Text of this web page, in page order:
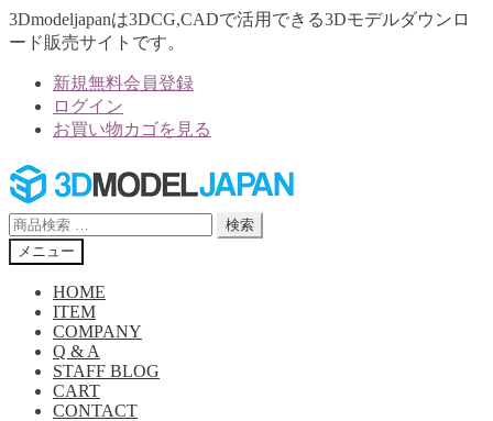
3Dmodeljapanは3DCG,CADで活用できる3Dモデルダウンロ
ード販売サイトです。
新規無料会員登録
ログイン
お買い物カゴを見る
ナ
ビ
ゲ
ー
シ
コ
ン
テ
ン
ツ
検
索
対
検索
メニュー
HOME
ITEM
COMPANY
Q & A
STAFF BLOG
CART
CONTACT